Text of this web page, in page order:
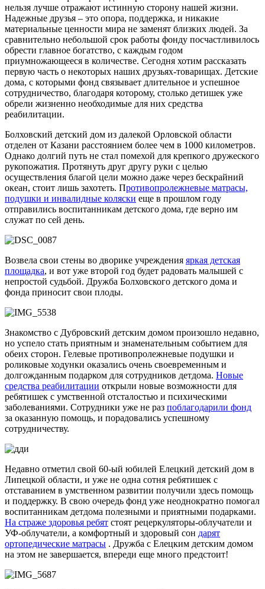
нельзя лучше отражают истинную сторону нашей жизни.
Надежные друзья – это опора, поддержка, и никакие
материальные ценности мира не заменят близких людей. За
сравнительно небольшой срок работы фонду посчастливилось
обрести главное богатство, с каждым годом
приумножающееся в количестве. Сегодня хотим рассказать
первую часть о некоторых наших друзьях-товарищах. Детские
дома, с которыми фонд связывает длительное и успешное
сотрудничество, благодаря которому, столько детишек уже
обрели жизненно необходимые для них средства
реабилитации.
Болховский детский дом из далекой Орловской области
отделен от Казани расстоянием более чем в 1000 километров.
Однако долгий путь не стал помехой для крепкого дружеского
рукопожатия. Протянуть друг другу руки с целью
осуществления благой цели можно даже через бескрайний
океан, стоит лишь захотеть. Противопролежневые матрасы,
подушки и инвалидные коляски еще в прошлом году
отправились воспитанникам детского дома, где верно им
служат по сей день.
Возвела свои стены во дворике учреждения яркая детская
площадка, и вот уже второй год будет радовать малышей с
непростой судьбой. Дружба Болховского детского дома и
фонда приносит свои плоды.
Знакомство с Дубровский детским домом произошло недавно,
но успело стать приятным и знаменательным событием для
обеих сторон. Гелевые противопролежневые подушки и
роликовые ходунки оказались очень своевременным и
долгожданным подарком для сотрудников детдома. Новые
средства реабилитации открыли новые возможности для
ребятишек с умственной отсталостью и психическими
заболеваниями. Сотрудники уже не раз поблагодарили фонд
за оказанную помощь, и порадовались успешному
сотрудничеству.
Недавно отметил свой 60-ый юбилей Елецкий детский дом в
Липецкой области, и уже не одна сотня ребятишек с
отставанием в умственном развитии получили здесь помощь
и поддержку. В свою очередь фонд уже неоднократно помогал
воспитанникам детдома полезными и приятными подарками.
На страже здоровья ребят стоят рецеркуляторы-облучатели и
УФ-облучатели, а комфортный и здоровый сон дарят
ортопедические матрасы . Дружба с Елецким детским домом
на этом не завершается, впереди еще много предстоит!